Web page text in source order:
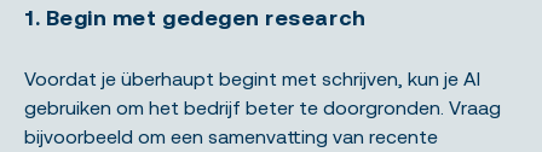
1. Begin met gedegen research
Voordat je überhaupt begint met schrijven, kun je AI
gebruiken om het bedrijf beter te doorgronden. Vraag
bijvoorbeeld om een samenvatting van recente